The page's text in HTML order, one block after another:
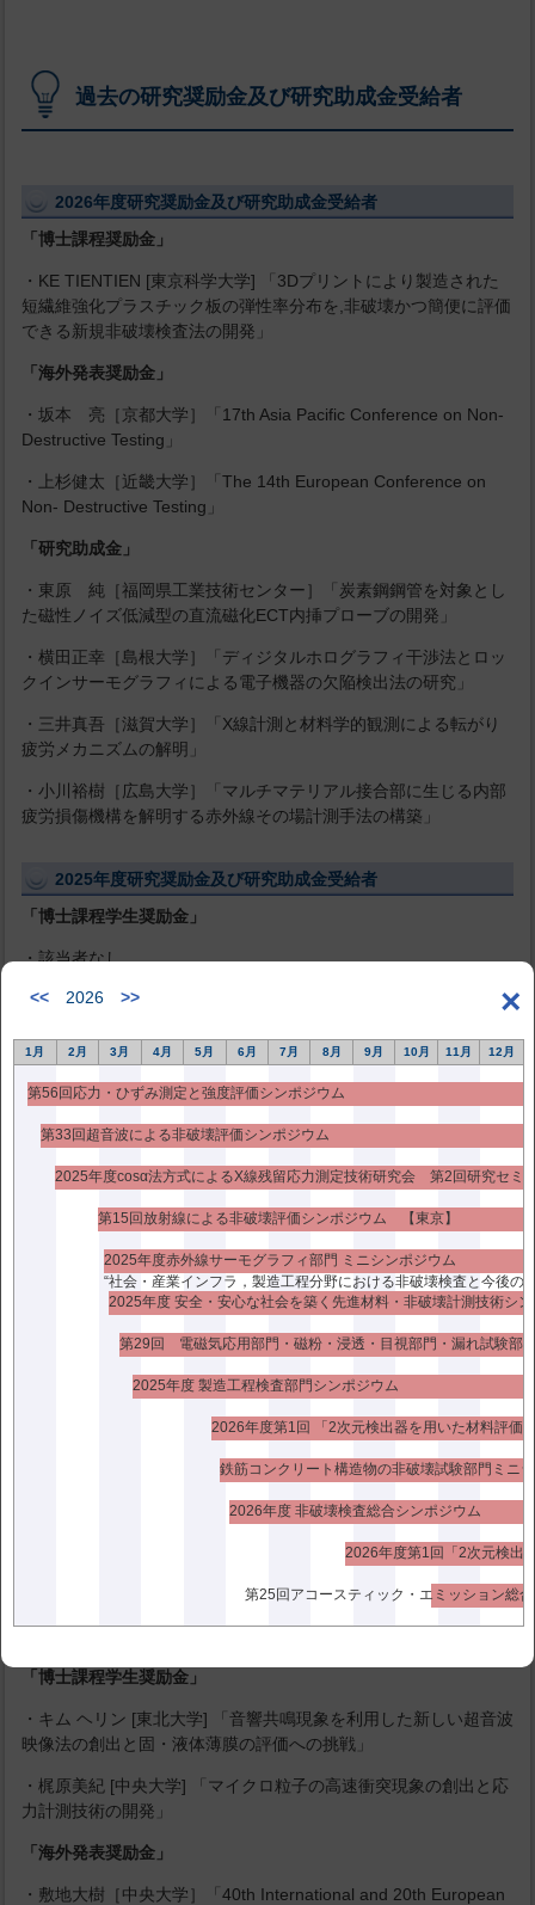
×
<< 2026 >>
1月 2月 3月 4月 5月 6月 7月 8月 9月 10月 11月 12月
第56回応力・ひずみ測定と強度評価シンポジウム
第33回超音波による非破壊評価シンポジウム
2025年度cosα法方式によるX線残留応力測定技術研究会 第2回研究セミ
第15回放射線による非破壊評価シンポジウム 【東京】
2025年度赤外線サーモグラフィ部門 ミニシンポジウム
“社会・産業インフラ，製造工程分野における非破壊検査と今後の
2025年度 安全・安心な社会を築く先進材料・非破壊計測技術シ
2025年度 製造工程検査部門シンポジウム
2026年度第1回 「2次元検出器を用いた材料評価
2026年度 非破壊検査総合シンポジウム
過去の研究奨励金及び研究助成金受給者
2026年度研究奨励金及び研究助成金受給者
「博士課程奨励金」
・KE TIENTIEN [東京科学大学] 「3Dプリントにより製造された
短繊維強化プラスチック板の弾性率分布を,非破壊かつ簡便に評価
できる新規非破壊検査法の開発」
「海外発表奨励金」
・坂本 亮［京都大学］「17th Asia Pacific Conference on Non-
Destructive Testing」
・上杉健太［近畿大学］「The 14th European Conference on
Non- Destructive Testing」
「研究助成金」
・東原 純［福岡県工業技術センター］「炭素鋼鋼管を対象とし
た磁性ノイズ低減型の直流磁化ECT内挿プローブの開発」
・横田正幸［島根大学］「ディジタルホログラフィ干渉法とロッ
クインサーモグラフィによる電子機器の欠陥検出法の研究」
・三井真吾［滋賀大学］「X線計測と材料学的観測による転がり
疲労メカニズムの解明」
・小川裕樹［広島大学］「マルチマテリアル接合部に生じる内部
疲労損傷機構を解明する赤外線その場計測手法の構築」
2025年度研究奨励金及び研究助成金受給者
「博士課程学生奨励金」
・該当者なし
「海外発表奨励金」
・サグラジャン アルトウル［(株)CORE技術研究所］「2025
KSNT Annual Spring conference」
・佐々木良［大阪大学］「2025 International Congress on
Ultrasonics」
・芳川敏樹［東北大学］「2025 KSNT Annual Spring
conference」
・孫 文旭［京都大学］「2025 KSNT Annual Spring
conference」
・山田純花［東京科学大学］「2025 IEEE International
Ultrasonics Symposium」
・高 炎輝［大分大学］「リモートフィールド渦電流探傷プロー
・遠藤建太［鈴鹿工業高等専門学校］「機械学習アルゴリズムを
「博士課程学生奨励金」
・キム ヘリン [東北大学] 「音響共鳴現象を利用した新しい超音波
映像法の創出と固・液体薄膜の評価への挑戦」
・梶原美紀 [中央大学] 「マイクロ粒子の高速衝突現象の創出と応
力計測技術の開発」
「海外発表奨励金」
・敷地大樹［中央大学］「40th International and 20th European